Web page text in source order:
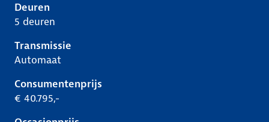
Deuren
5 deuren
Transmissie
Automaat
Consumentenprijs
€ 40.795,-